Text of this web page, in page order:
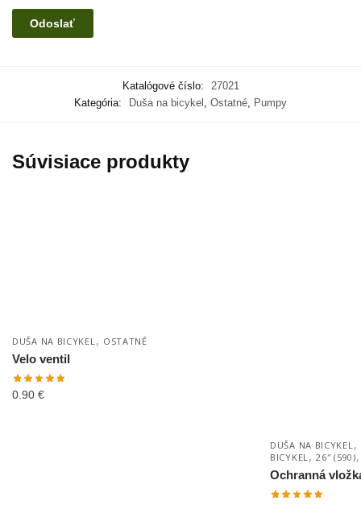
Katalógové číslo:
27021
Kategória:
Duša na bicykel , Ostatné, Pumpy
Súvisiace produkty
DUŠA NA BICYKEL, OSTATNÉ
Velo ventil
0.90 €
DUŠA NA BICYKEL,
BICYKEL,26″ (590)
Ochranná